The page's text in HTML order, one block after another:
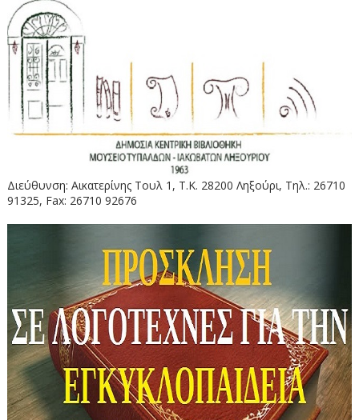
Διεύθυνση: Αικατερίνης Τουλ 1, Τ.Κ. 28200 Ληξούρι, Τηλ.: 26710
91325, Fax: 26710 92676